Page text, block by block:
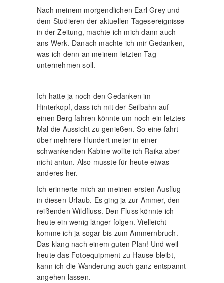
Nach meinem morgendlichen Earl Grey und
dem Studieren der aktuellen Tagesereignisse
in der Zeitung, machte ich mich dann auch
ans Werk. Danach machte ich mir Gedanken,
was ich denn an meinem letzten Tag
unternehmen soll.
Ich hatte ja noch den Gedanken im
Hinterkopf, dass ich mit der Seilbahn auf
einen Berg fahren könnte um noch ein letztes
Mal die Aussicht zu genießen. So eine fahrt
über mehrere Hundert meter in einer
schwankenden Kabine wollte ich Raika aber
nicht antun. Also musste für heute etwas
anderes her.
Ich erinnerte mich an meinen ersten Ausflug
in diesen Urlaub. Es ging ja zur Ammer, den
reißenden Wildfluss. Den Fluss könnte ich
heute ein wenig länger folgen. Vielleicht
komme ich ja sogar bis zum Ammernbruch.
Das klang nach einem guten Plan! Und weil
heute das Fotoequipment zu Hause bleibt,
kann ich die Wanderung auch ganz entspannt
angehen lassen.